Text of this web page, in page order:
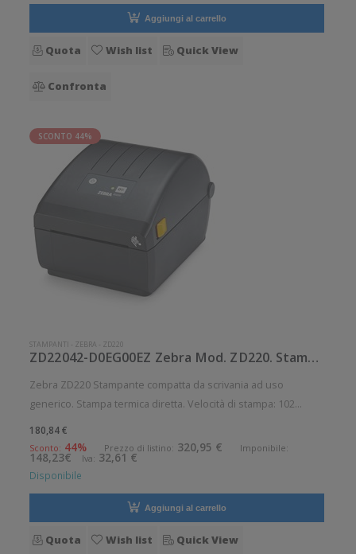
Aggiungi al carrello
Quota Wish list Quick View
Confronta
SCONTO 44%
STAMPANTI - ZEBRA - ZD220
ZD22042-D0EG00EZ Zebra Mod. ZD220. Stampante di etichette.
Zebra ZD220 Stampante compatta da scrivania ad uso
generico. Stampa termica diretta. Velocità di stampa: 102
Braccialetti, Carta in rotolo, Cartellini, Collari, Etichette, Etichette
a pa
180,84 €
Sconto: 44% Prezzo di listino: 320,95 € Imponibile:
148,23€ Iva: 32,61 €
Disponibile
Aggiungi al carrello
Quota Wish list Quick View